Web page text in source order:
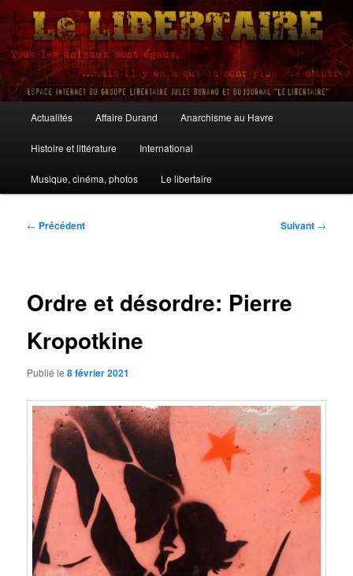
Aller
contenu
principalLe Libertaire
principal
Actualités Affaire Durand Anarchisme au Havre
Histoire et littérature International
Musique, cinéma, photos Le libertaire
Navigation
← Précédent Suivant →
Ordre et désordre: Pierre
Kropotkine
Publié le8 février 2021